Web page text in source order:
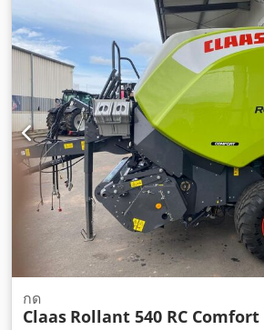
กด
Claas Rollant 540 RC Comfort